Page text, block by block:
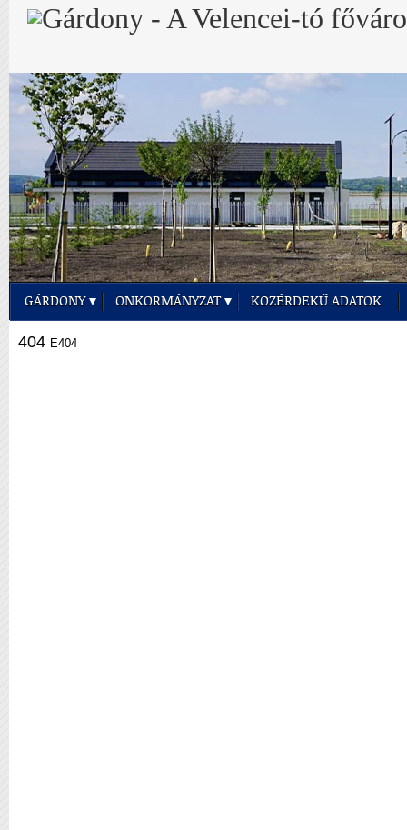
GÁRDONY ÖNKORMÁNYZAT KÖZÉRDEKŰ ADATOK
404 E404